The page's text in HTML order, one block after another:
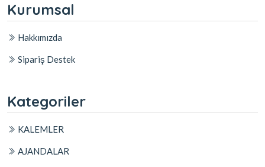
Kurumsal
Hakkımızda
Sipariş Destek
Kategoriler
KALEMLER
AJANDALAR